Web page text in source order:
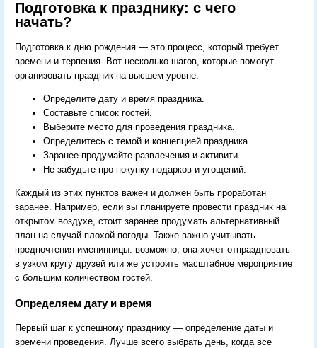
Подготовка к празднику: с чего
начать?
Подготовка к дню рождения — это процесс, который требует
времени и терпения. Вот несколько шагов, которые помогут
организовать праздник на высшем уровне:
Определите дату и время праздника.
Составьте список гостей.
Выберите место для проведения праздника.
Определитесь с темой и концепцией праздника.
Заранее продумайте развлечения и активити.
Не забудьте про покупку подарков и угощений.
Каждый из этих пунктов важен и должен быть проработан
заранее. Например, если вы планируете провести праздник на
открытом воздухе, стоит заранее продумать альтернативный
план на случай плохой погоды. Также важно учитывать
предпочтения именинницы: возможно, она хочет отпраздновать
в узком кругу друзей или же устроить масштабное мероприятие
с большим количеством гостей.
Определяем дату и время
Первый шаг к успешному празднику — определение даты и
времени проведения. Лучше всего выбрать день, когда все